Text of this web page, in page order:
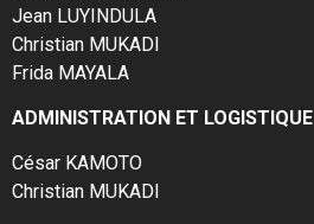
Jean LUYINDULA
Christian MUKADI
Frida MAYALA
ADMINISTRATION ET LOGISTIQUE
César KAMOTO
Christian MUKADI